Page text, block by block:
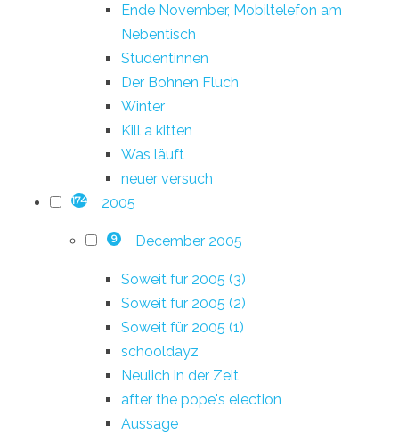
Ende November, Mobiltelefon am
Nebentisch
Studentinnen
Der Bohnen Fluch
Winter
Kill a kitten
Was läuft
neuer versuch
174 2005
9 December 2005
Soweit für 2005 (3)
Soweit für 2005 (2)
Soweit für 2005 (1)
schooldayz
Neulich in der Zeit
after the pope's election
Aussage